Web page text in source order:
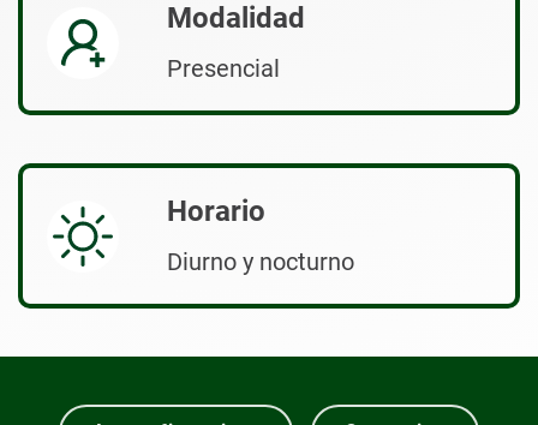
Modalidad
Presencial
Horario
Diurno y nocturno